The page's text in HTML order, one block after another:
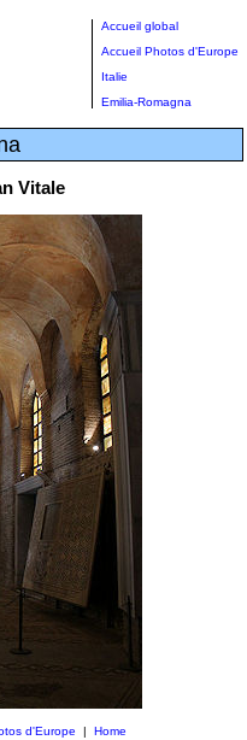
Accueil global
Accueil Photos d'Europe
Italie
Emilia-Romagna
Vitale
d'Europe Home